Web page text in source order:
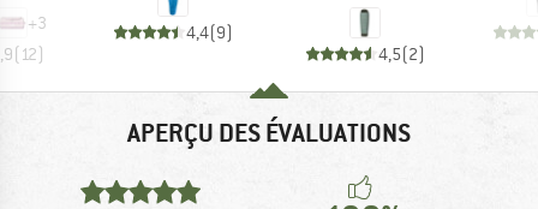
+3
(12)
4,4(9)
4,5(2)
APERÇU DES ÉVALUATIONS